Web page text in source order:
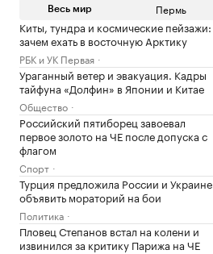
Весь мир Пермь
Киты, тундра и космические пейзажи:
зачем ехать в восточную Арктику
РБК и УК Первая
Ураганный ветер и эвакуация. Кадры
тайфуна «Долфин» в Японии и Китае
Общество
Российский пятиборец завоевал
первое золото на ЧЕ после допуска с
флагом
Спорт
Турция предложила России и Украине
объявить мораторий на бои
Политика
Пловец Степанов встал на колени и
извинился за критику Парижа на ЧЕ